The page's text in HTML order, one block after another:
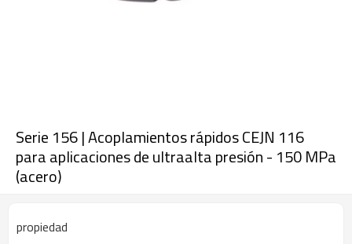
Serie 156 | Acoplamientos rápidos CEJN 116
para aplicaciones de ultraalta presión - 150 MPa
(acero)
propiedad